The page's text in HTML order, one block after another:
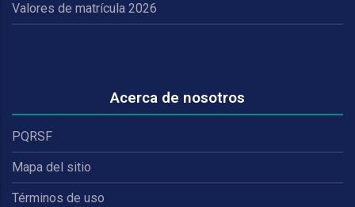
Valores de matrícula 2026
Acerca de nosotros
PQRSF
Mapa del sitio
Términos de uso